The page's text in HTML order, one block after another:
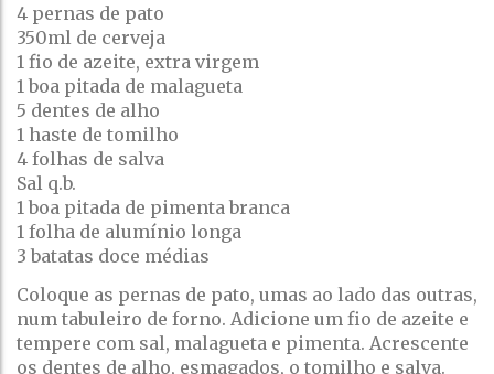
4 pernas de pato
350ml de cerveja
1 fio de azeite, extra virgem
1 boa pitada de malagueta
5 dentes de alho
1 haste de tomilho
4 folhas de salva
Sal q.b.
1 boa pitada de pimenta branca
1 folha de alumínio longa
3 batatas doce médias
Coloque as pernas de pato, umas ao lado das outras,
num tabuleiro de forno. Adicione um fio de azeite e
tempere com sal, malagueta e pimenta. Acrescente
os dentes de alho, esmagados, o tomilho e salva.